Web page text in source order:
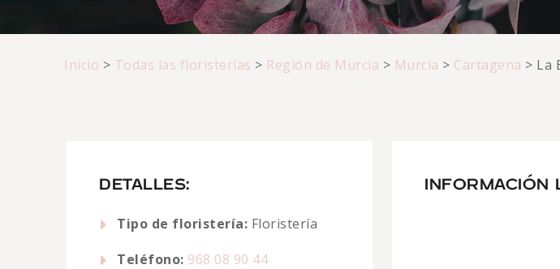
Inicio > Todas las floristerías > Región de Murcia > Murcia > Cartagena > La
DETALLES:
Tipo de floristería: Floristería
Teléfono: 968 08 90 44
INFORMACIÓN